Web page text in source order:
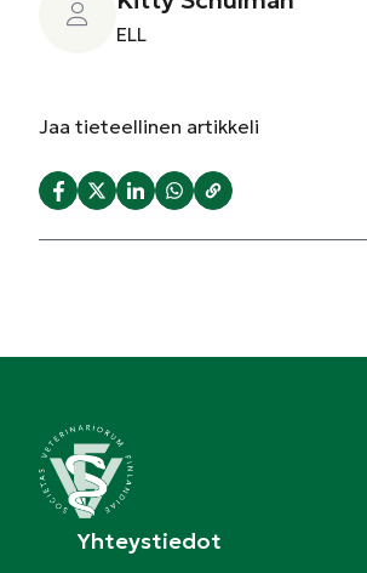
ELL
Jaa tieteellinen artikkeli
Yhteystiedot